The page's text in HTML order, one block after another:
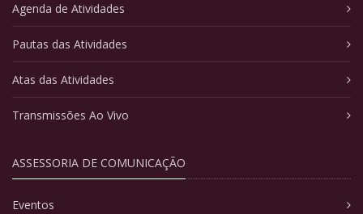
Agenda de Atividades
Pautas das Atividades
Atas das Atividades
Transmissões Ao Vivo
ASSESSORIA DE COMUNICAÇÃO
Eventos